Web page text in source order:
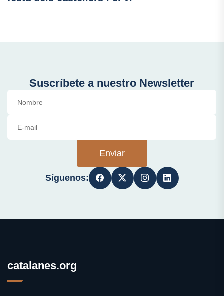
Suscríbete a nuestro Newsletter
Enviar
Síguenos:
catalanes.org